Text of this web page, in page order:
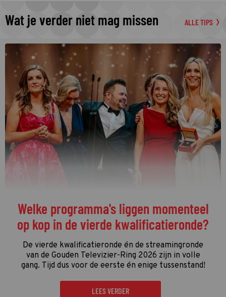
Wat je verder niet mag missen ALLE TIPS
De streamingtip van de week: The
Idaho Murders: College Nightmare op
Netflix
De driedelige documentaireThe Idaho Murders:
College Nightmaregaat over een van de gruwelijkste
moordzaken van de laatste jaren en is een
regelrechte hit op Netflix.